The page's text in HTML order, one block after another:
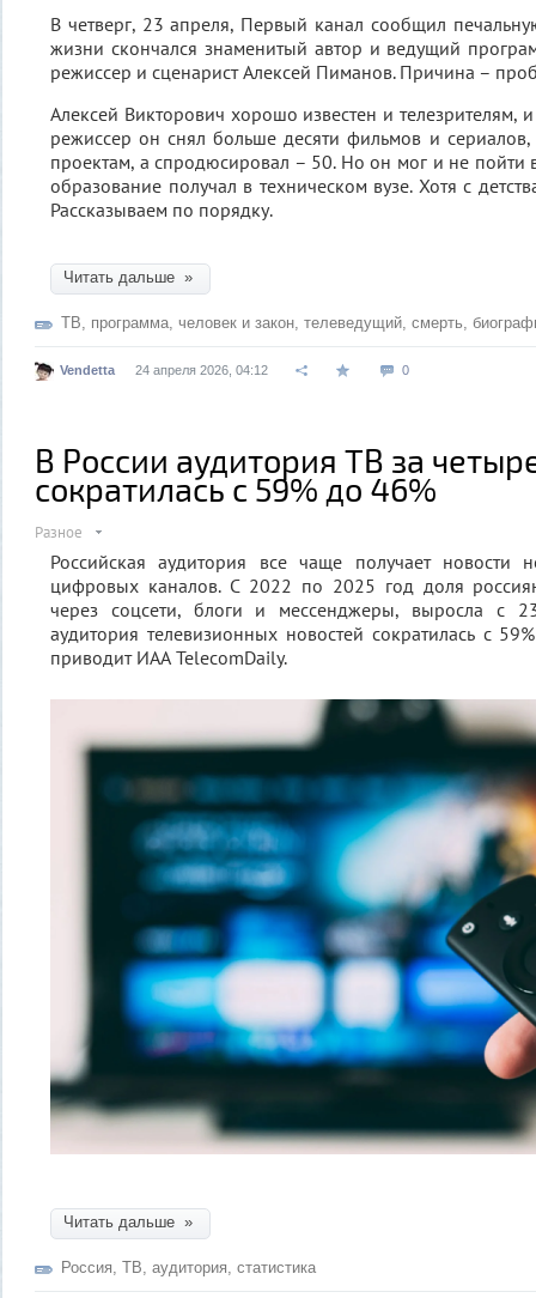
В четверг, 23 апреля, Первый канал сообщил
жизни скончался знаменитый автор и ведущий
режиссер и сценарист Алексей Пиманов. Причина –
Алексей Викторович хорошо известен и телезрителям,
режиссер он снял больше десяти фильмов и
проектам, а спродюсировал – 50. Но он мог и не пойти
образование получал в техническом вузе. Хотя с
Рассказываем по порядку.
Читать дальше »
ТВ программа человек и закон телеведущий смерть
Vendetta 24 апреля 2026, 04:12 0
В России аудитория ТВ за
сократилась с 59% до 46%
Разное
Российская аудитория все чаще получает новости
цифровых каналов. С 2022 по 2025 год доля
через соцсети, блоги и мессенджеры, выросла с
аудитория телевизионных новостей сократилась с
приводит ИАА TelecomDaily.
Читать дальше »
Россия, ТВ, аудитория, статистика